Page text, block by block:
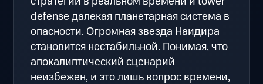
defense далекая планетарная система в
опасности. Огромная звезда Наидира
становится нестабильной. Понимая, что
апокалиптический сценарий
неизбежен, и это лишь вопрос времени,